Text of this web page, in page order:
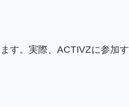
す。実際、ACTIVZに参加す